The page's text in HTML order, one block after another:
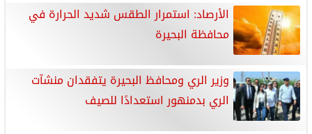
الأرصاد: استمرار الطقس شديد الحرارة في
محافظة البحيرة
وزير الري ومحافظ البحيرة يتفقدان منشآت
الري بدمنهور استعدادًا للصيف